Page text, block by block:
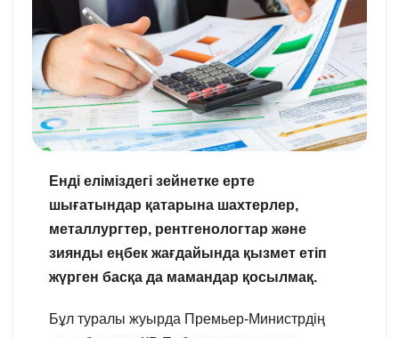
Енді еліміздегі зейнетке ерте
шығатындар қатарына шахтерлер,
металлургтер, рентгенологтар және
зиянды еңбек жағдайында қызмет етіп
жүрген басқа да мамандар қосылмақ.
Бұл туралы жуырда Премьер-Министрдің